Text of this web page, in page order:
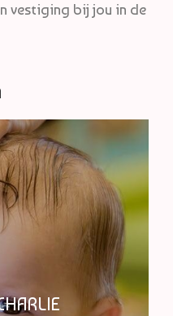
vestiging bij jou in de